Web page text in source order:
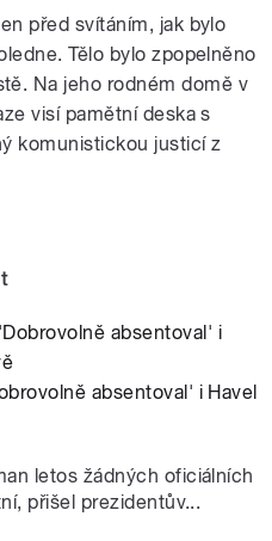
před svítáním, jak bylo
Tělo bylo zpopelněno
Na jeho rodném domě v
visí pamětní deska s
komunistickou justicí z
absentoval' i Havel
letos žádných oficiálních
přišel prezidentův...